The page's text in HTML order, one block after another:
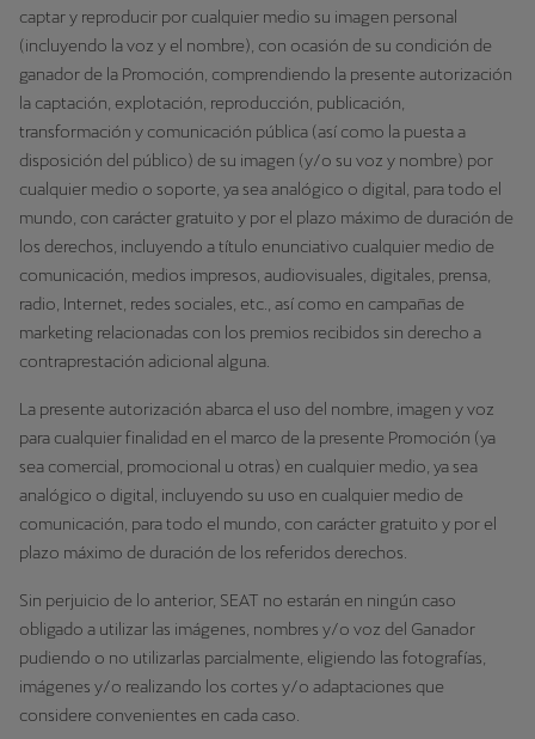
captar y reproducir por cualquier medio su imagen personal
(incluyendo la voz y el nombre), con ocasión de su condición de
ganador de la Promoción, comprendiendo la presente autorización
la captación, explotación, reproducción, publicación,
transformación y comunicación pública (así como la puesta a
disposición del público) de su imagen (y/o su voz y nombre) por
cualquier medio o soporte, ya sea analógico o digital, para todo el
mundo, con carácter gratuito y por el plazo máximo de duración de
los derechos, incluyendo a título enunciativo cualquier medio de
comunicación, medios impresos, audiovisuales, digitales, prensa,
radio, Internet, redes sociales, etc., así como en campañas de
marketing relacionadas con los premios recibidos sin derecho a
contraprestación adicional alguna.
La presente autorización abarca el uso del nombre, imagen y voz
para cualquier finalidad en el marco de la presente Promoción (ya
sea comercial, promocional u otras) en cualquier medio, ya sea
analógico o digital, incluyendo su uso en cualquier medio de
comunicación, para todo el mundo, con carácter gratuito y por el
plazo máximo de duración de los referidos derechos.
Sin perjuicio de lo anterior, SEAT no estarán en ningún caso
obligado a utilizar las imágenes, nombres y/o voz del Ganador
pudiendo o no utilizarlas parcialmente, eligiendo las fotografías,
imágenes y/o realizando los cortes y/o adaptaciones que
considere convenientes en cada caso.